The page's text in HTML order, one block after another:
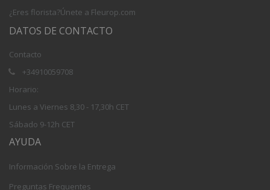
¿Eres florista?Únete a Fleurop.com
DATOS DE CONTACTO
Contacto
+34910059708
Horario:
Lunes a Viernes 8,30 - 17,30h CET
Sábado 9-12h CET
AYUDA
Información Sobre la Entrega
Preguntas Frequentes